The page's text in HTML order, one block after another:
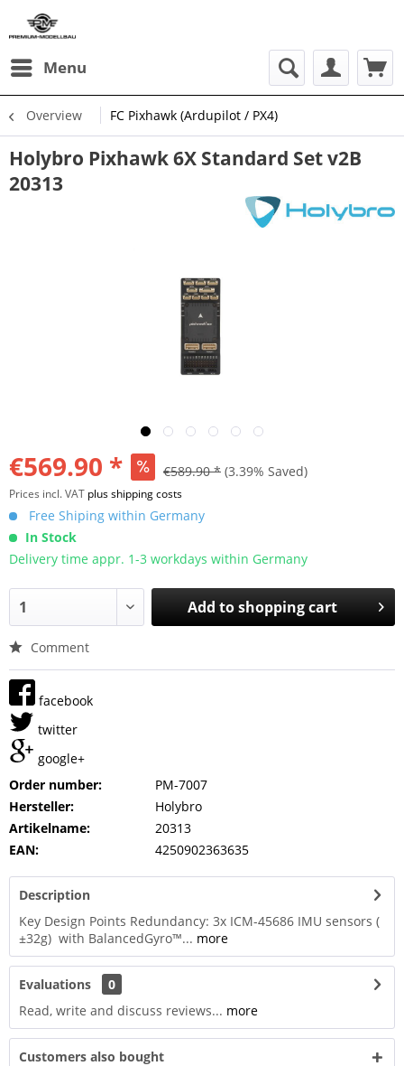
Menu
Overview FC Pixhawk (Ardupilot / PX4)
Holybro Pixhawk 6X Standard Set v2B
20313
€569.90 * €589.90 * (3.39% Saved)
Prices incl. VAT plus shipping costs
Free Shiping within Germany
In Stock
Delivery time appr. 1-3 workdays within Germany
Add toshopping cart
Comment
facebook
twitter
google+
Order number:
PM-7007
Hersteller:
Holybro
Artikelname:
20313
EAN:
4250902363635
Description
Key Design Points Redundancy: 3x ICM-45686 IMU sensors (
±32g) with BalancedGyro™... more
Evaluations
0
Read, write and discuss reviews... more
Customers also bought